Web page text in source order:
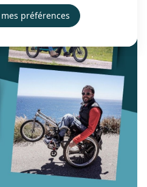
préférences